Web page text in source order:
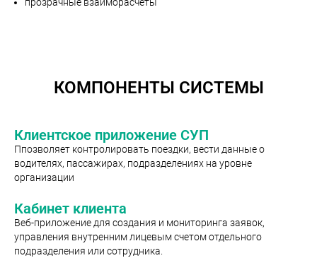
КОМПОНЕНТЫ СИСТЕМЫ
Клиентское приложение СУП
Ппозволяет контролировать поездки, вести данные о
водителях, пассажирах, подразделениях на уровне
организации
Кабинет клиента
Веб-приложение для создания и мониторинга заявок,
управления внутренним лицевым счетом отдельного
подразделения или сотрудника.